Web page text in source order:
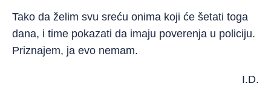
Tako da želim svu sreću onima koji će šetati toga
dana, i time pokazati da imaju poverenja u policiju.
Priznajem, ja evo nemam.
I.D.